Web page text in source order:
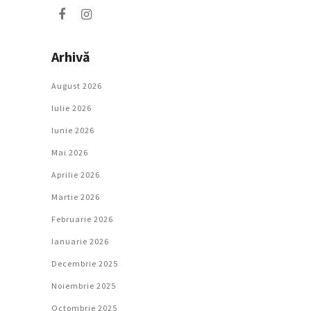
Arhivă
August 2026
Iulie 2026
Iunie 2026
Mai 2026
Aprilie 2026
Martie 2026
Februarie 2026
Ianuarie 2026
Decembrie 2025
Noiembrie 2025
Octombrie 2025